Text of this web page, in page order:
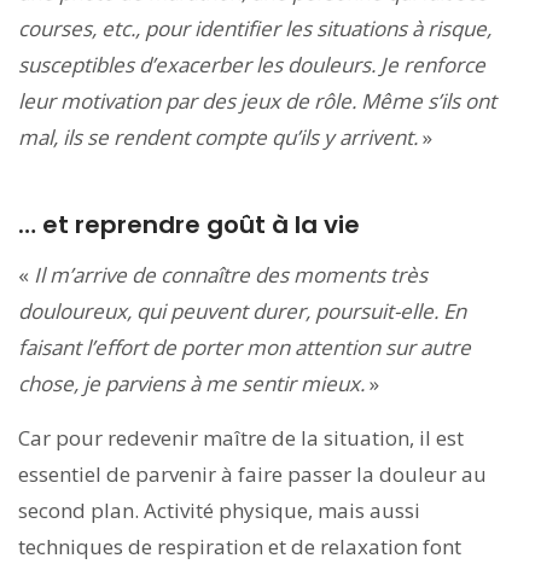
courses, etc., pour identifier les situations à risque,
susceptibles d’exacerber les douleurs. Je renforce
leur motivation par des jeux de rôle. Même s’ils ont
mal, ils se rendent compte qu’ils y arrivent.»
… et reprendre goût à la vie
« Il m’arrive de connaître des moments très
douloureux, qui peuvent durer, poursuit-elle. En
faisant l’effort de porter mon attention sur autre
chose, je parviens à me sentir mieux.»
Car pour redevenir maître de la situation, il est
essentiel de parvenir à faire passer la douleur au
second plan. Activité physique, mais aussi
techniques de respiration et de relaxation font